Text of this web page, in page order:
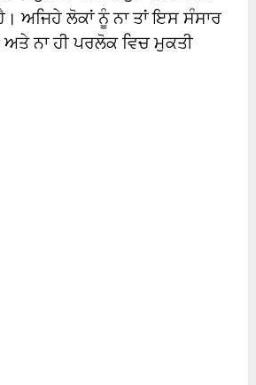
ਅਜਿਹੇ ਲੋਕਾਂ ਨੂੰ ਨਾ ਤਾਂ ਇਸ ਸੰਸਾਰ
ਅਤੇ ਨਾ ਹੀ ਪਰਲੋਕ ਵਿਚ ਮੁਕਤੀ